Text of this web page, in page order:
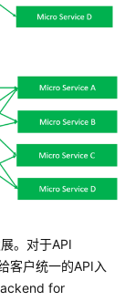
。对于API
客户统一的API入
for